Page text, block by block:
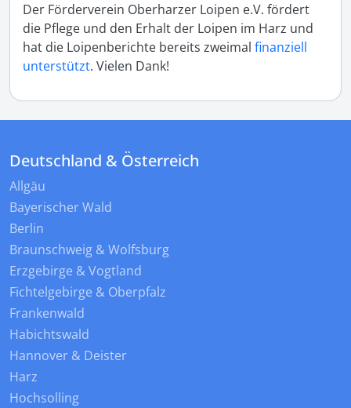
Der Förderverein Oberharzer Loipen e.V. fördert
die Pflege und den Erhalt der Loipen im Harz und
hat die Loipenberichte bereits zweimal finanziell
unterstützt. Vielen Dank!
Deutschland & Österreich
Allgäu
Bayerischer Wald
Berlin
Braunschweig & Wolfsburg
Erzgebirge & Vogtland
Fichtelgebirge & Oberpfalz
Frankenwald
Habichtswald
Hannover & Deister
Harz
Hochsolling